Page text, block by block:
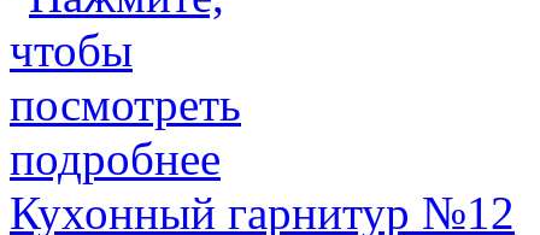
Кухонный гарнитур №12